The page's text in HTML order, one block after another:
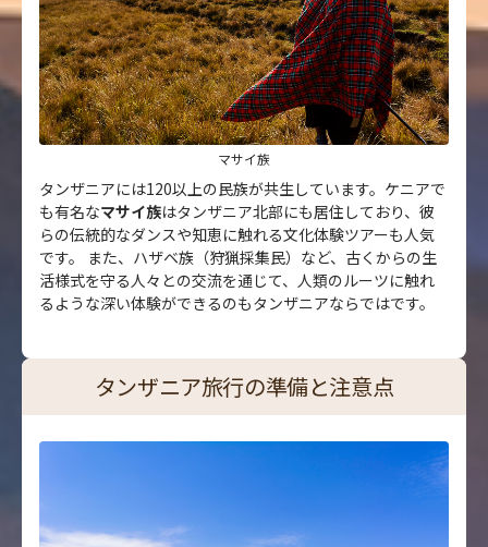
マサイ族
タンザニアには120以上の民族が共生しています。ケニアで
も有名なマサイ族はタンザニア北部にも居住しており、彼
らの伝統的なダンスや知恵に触れる文化体験ツアーも人気
です。 また、ハザベ族（狩猟採集民）など、古くからの生
活様式を守る人々との交流を通じて、人類のルーツに触れ
るような深い体験ができるのもタンザニアならではです。
タンザニア旅行の準備と注意点